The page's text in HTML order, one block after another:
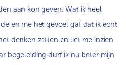
aan kon geven. Wat ik heel
en me het gevoel gaf dat ik écht
denken zetten en liet me inzien
begeleiding durf ik nu beter mijn